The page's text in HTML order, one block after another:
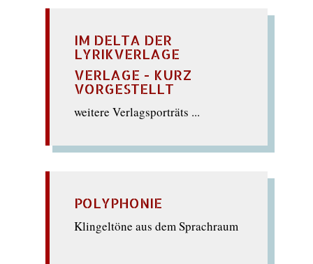
IM DELTA DER
LYRIKVERLAGE
VERLAGE - KURZ
VORGESTELLT
weitere Verlagsporträts ...
POLYPHONIE
Klingeltöne aus dem Sprachraum